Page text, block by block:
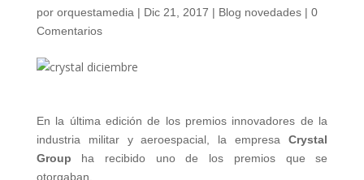
por orquestamedia | Dic 21, 2017 | Blog novedades| 0
Comentarios
En la última edición de los premios innovadores de la
industria militar y aeroespacial, la empresaCrystal
Group ha recibido uno de los premios que se
otorgaban.